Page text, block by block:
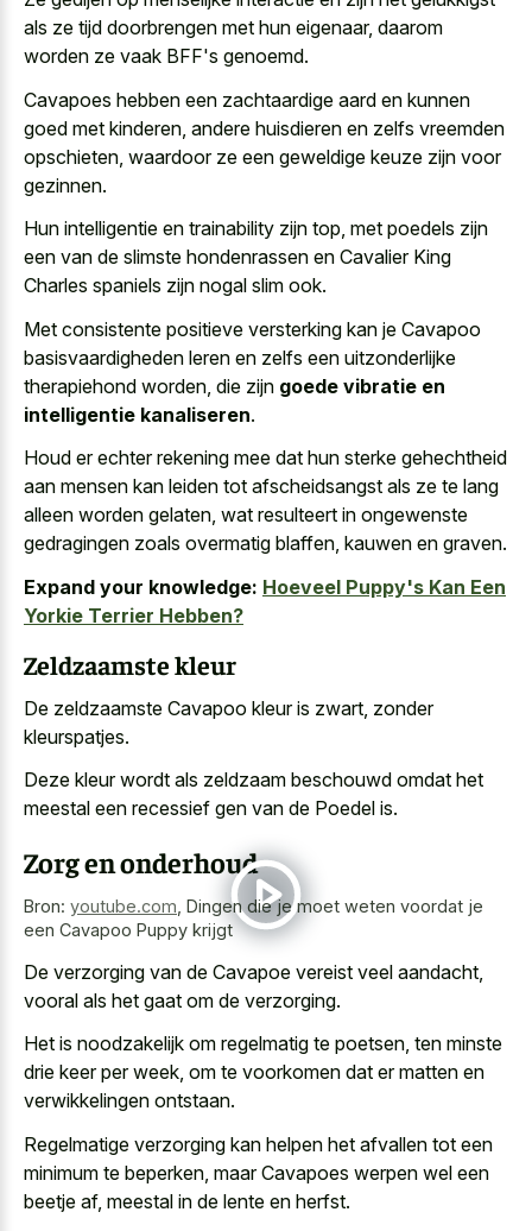
als ze tijd doorbrengen met hun eigenaar, daarom
worden ze vaak BFF's genoemd.
Cavapoes hebben een zachtaardige aard en kunnen
goed met kinderen, andere huisdieren en zelfs vreemden
opschieten, waardoor ze een geweldige keuze zijn voor
gezinnen.
Hun intelligentie en trainability zijn top, met poedels zijn
een van de slimste hondenrassen en Cavalier King
Charles spaniels zijn nogal slim ook.
Met consistente positieve versterking kan je Cavapoo
basisvaardigheden leren en zelfs een uitzonderlijke
therapiehond worden, die zijn goede vibratie en
intelligentie kanaliseren.
Houd er echter rekening mee dat hun sterke gehechtheid
aan mensen kan leiden tot afscheidsangst als ze te lang
alleen worden gelaten, wat resulteert in ongewenste
gedragingen zoals overmatig blaffen, kauwen en graven.
Expand your knowledge: Hoeveel Puppy's Kan Een
Yorkie Terrier Hebben?
Zeldzaamste kleur
De zeldzaamste Cavapoo kleur is zwart, zonder
kleurspatjes.
Deze kleur wordt als zeldzaam beschouwd omdat het
meestal een recessief gen van de Poedel is.
Zorg en onderhoud
Bron: youtube.com Dingen die je moet weten voordat je
een Cavapoo Puppy krijgt
De verzorging van de Cavapoe vereist veel aandacht,
vooral als het gaat om de verzorging.
Het is noodzakelijk om regelmatig te poetsen, ten minste
drie keer per week, om te voorkomen dat er matten en
verwikkelingen ontstaan.
Regelmatige verzorging kan helpen het afvallen tot een
minimum te beperken, maar Cavapoes werpen wel een
beetje af, meestal in de lente en herfst.